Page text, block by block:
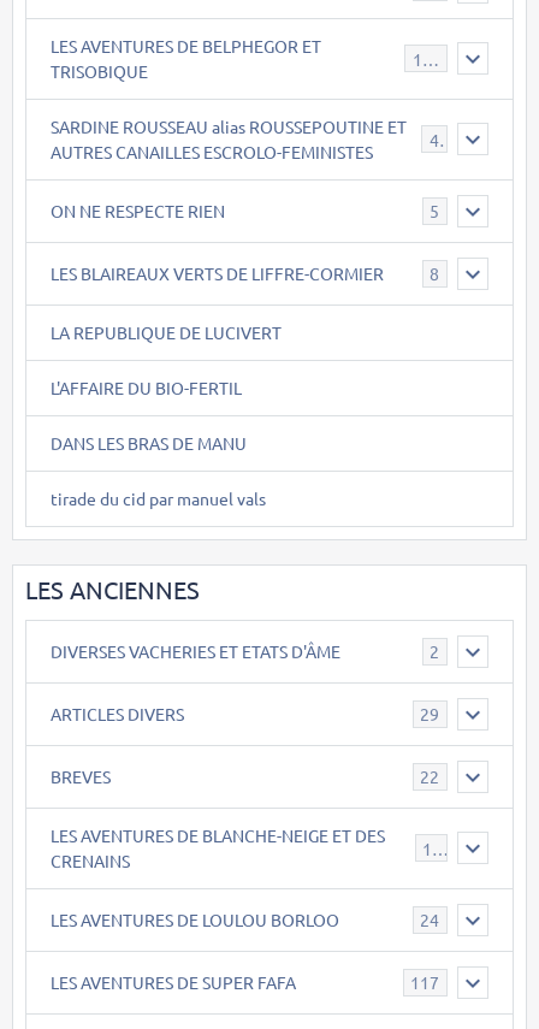
LES AVENTURES DE BELPHEGOR ET
TRISOBIQUE
147
SARDINE ROUSSEAU alias ROUSSEPOUTINE ET
AUTRES CANAILLES ESCROLO-FEMINISTES
40
ON NE RESPECTE RIEN 5
LES BLAIREAUX VERTS DE LIFFRE-CORMIER 8
LA REPUBLIQUE DE LUCIVERT
L'AFFAIRE DU BIO-FERTIL
DANS LES BRAS DE MANU
tirade du cid par manuel vals
LES ANCIENNES
DIVERSES VACHERIES ET ETATS D'ÂME 2
ARTICLES DIVERS 29
BREVES 22
LES AVENTURES DE BLANCHE-NEIGE ET DES
CRENAINS
17
LES AVENTURES DE LOULOU BORLOO 24
LES AVENTURES DE SUPER FAFA 117